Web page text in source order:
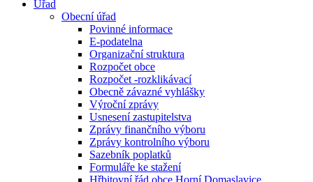
Úřad
Obecní úřad
Povinné informace
E-podatelna
Organizační struktura
Rozpočet obce
Rozpočet -rozklikávací
Obecně závazné vyhlášky
Výroční zprávy
Usnesení zastupitelstva
Zprávy finančního výboru
Zprávy kontrolního výboru
Sazebník poplatků
Formuláře ke stažení
Hřbitovní řád obce Horní Domaslavice